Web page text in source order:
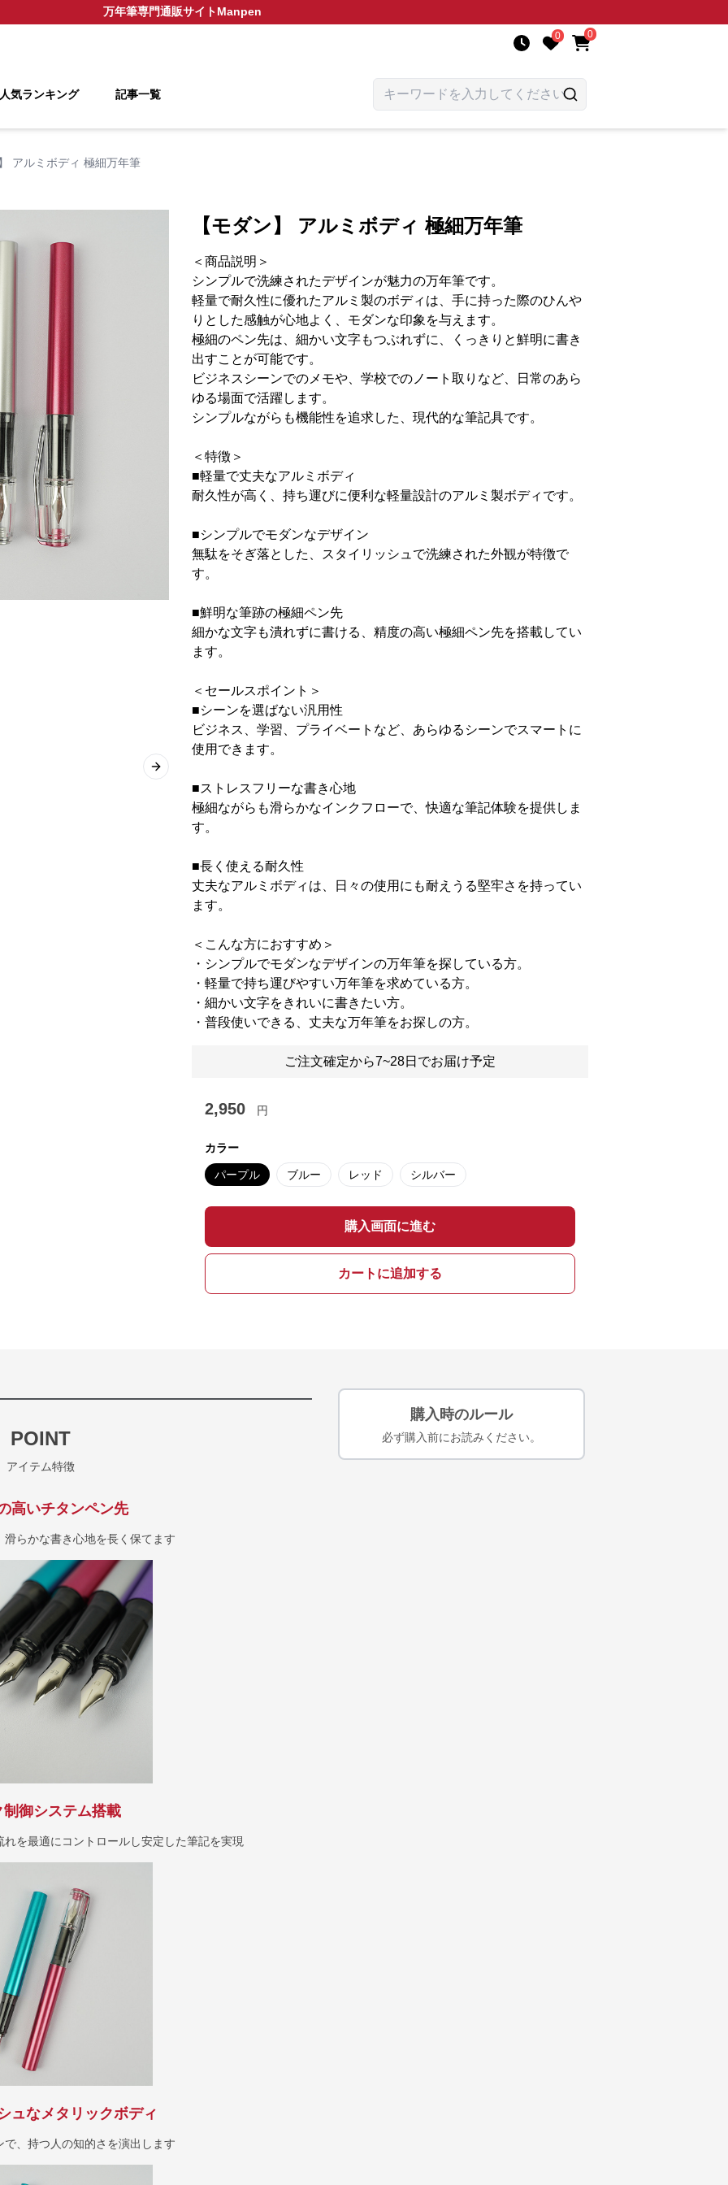
万年筆専門通販サイトManpen
0 0
気ランキング 記事一覧
アルミボディ 極細万年筆
Next slide
【モダン】 アルミボディ 極細万年筆
＜商品説明＞
シンプルで洗練されたデザインが魅力の万年筆です。
軽量で耐久性に優れたアルミ製のボディは、手に持った際のひんや
りとした感触が心地よく、モダンな印象を与えます。
極細のペン先は、細かい文字もつぶれずに、くっきりと鮮明に書き
出すことが可能です。
ビジネスシーンでのメモや、学校でのノート取りなど、日常のあら
ゆる場面で活躍します。
シンプルながらも機能性を追求した、現代的な筆記具です。
＜特徴＞
■軽量で丈夫なアルミボディ
耐久性が高く、持ち運びに便利な軽量設計のアルミ製ボディです。
■シンプルでモダンなデザイン
無駄をそぎ落とした、スタイリッシュで洗練された外観が特徴で
す。
■鮮明な筆跡の極細ペン先
細かな文字も潰れずに書ける、精度の高い極細ペン先を搭載してい
ます。
＜セールスポイント＞
■シーンを選ばない汎用性
ビジネス、学習、プライベートなど、あらゆるシーンでスマートに
使用できます。
■ストレスフリーな書き心地
極細ながらも滑らかなインクフローで、快適な筆記体験を提供しま
す。
■長く使える耐久性
丈夫なアルミボディは、日々の使用にも耐えうる堅牢さを持ってい
ます。
＜こんな方におすすめ＞
・シンプルでモダンなデザインの万年筆を探している方。
・軽量で持ち運びやすい万年筆を求めている方。
・細かい文字をきれいに書きたい方。
・普段使いできる、丈夫な万年筆をお探しの方。
ご注文確定から7~28日でお届け予定
2,950 円
カラー
パープル ブルー レッド シルバー
購入画面に進む
カートに追加する
POINT
アイテム特徴
高いチタンペン先
らかな書き心地を長く保てます
制御システム搭載
を最適にコントロールし安定した筆記を実現
ュなメタリックボディ
、持つ人の知的さを演出します
購入時のルール
必ず購入前にお読みください。